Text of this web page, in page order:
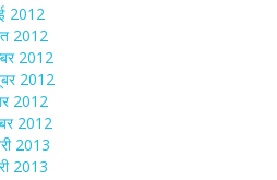
2012
2012
2012
2012
2012
2012
2013
2013